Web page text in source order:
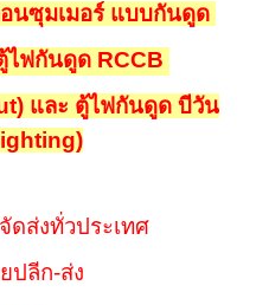
นซุมเมอร์ แบบกันดูด
ไฟกันดูด RCCB
และ ตู้ไฟกันดูด บีวัน
จัดส่งทั่วประเทศ
ปลีก-ส่ง